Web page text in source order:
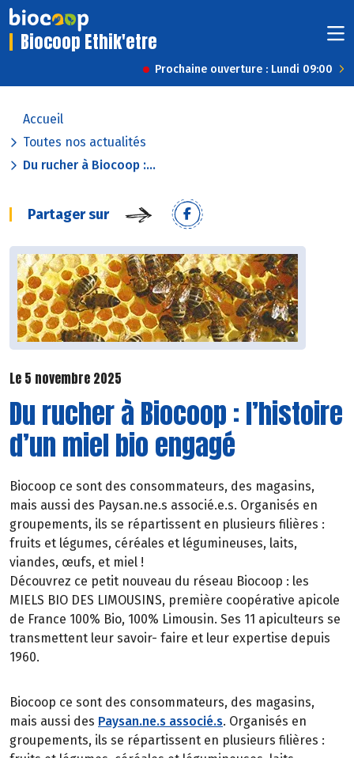
Biocoop Ethik'etre
Prochaine ouverture : Lundi 09:00
Accueil
Toutes nos actualités
Du rucher à Biocoop :...
Partager sur
Le 5 novembre 2025
Du rucher à Biocoop : l’histoire
d’un miel bio engagé
Biocoop ce sont des consommateurs, des magasins,
mais aussi des Paysan.ne.s associé.e.s. Organisés en
groupements, ils se répartissent en plusieurs filières :
fruits et légumes, céréales et légumineuses, laits,
viandes, œufs, et miel !
Découvrez ce petit nouveau du réseau Biocoop : les
MIELS BIO DES LIMOUSINS, première coopérative apicole
de France 100% Bio, 100% Limousin. Ses 11 apiculteurs se
transmettent leur savoir- faire et leur expertise depuis
1960.
Biocoop ce sont des consommateurs, des magasins,
mais aussi des Paysan.ne.s associé.s. Organisés en
groupements, ils se répartissent en plusieurs filières :